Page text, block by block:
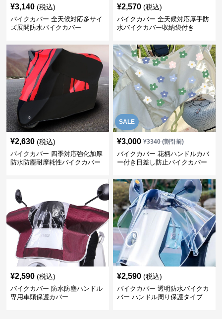
¥3,140 (税込)
バイクカバー 全天候対応多サイ
ズ展開防水バイクカバー
¥2,570 (税込)
バイクカバー 全天候対応厚手防
水バイクカバー収納袋付き
¥2,630 (税込)
バイクカバー 四季対応強化加厚
防水防塵耐摩耗性バイクカバー
SALE
¥3,000 ¥3340(割引前)
バイクカバー 花柄ハンドルカバ
ー付き日差し防止バイクカバー
¥2,590 (税込)
バイクカバー 防水防塵ハンドル
専用車頭保護カバー
¥2,590 (税込)
バイクカバー 透明防水バイクカ
バー ハンドル周り保護タイプ